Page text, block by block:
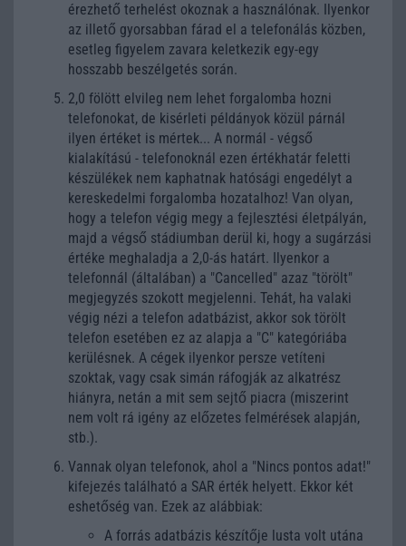
érezhető terhelést okoznak a használónak. Ilyenkor
az illető gyorsabban fárad el a telefonálás közben,
esetleg figyelem zavara keletkezik egy-egy
hosszabb beszélgetés során.
2,0 fölött elvileg nem lehet forgalomba hozni
telefonokat, de kisérleti példányok közül párnál
ilyen értéket is mértek... A normál - végső
kialakítású - telefonoknál ezen értékhatár feletti
készülékek nem kaphatnak hatósági engedélyt a
kereskedelmi forgalomba hozatalhoz! Van olyan,
hogy a telefon végig megy a fejlesztési életpályán,
majd a végső stádiumban derül ki, hogy a sugárzási
értéke meghaladja a 2,0-ás határt. Ilyenkor a
telefonnál (általában) a "Cancelled" azaz "törölt"
megjegyzés szokott megjelenni. Tehát, ha valaki
végig nézi a telefon adatbázist, akkor sok törölt
telefon esetében ez az alapja a "C" kategóriába
kerülésnek. A cégek ilyenkor persze vetíteni
szoktak, vagy csak simán ráfogják az alkatrész
hiányra, netán a mit sem sejtő piacra (miszerint
nem volt rá igény az előzetes felmérések alapján,
stb.).
Vannak olyan telefonok, ahol a "Nincs pontos adat!"
kifejezés található a SAR érték helyett. Ekkor két
eshetőség van. Ezek az alábbiak:
A forrás adatbázis készítője lusta volt utána